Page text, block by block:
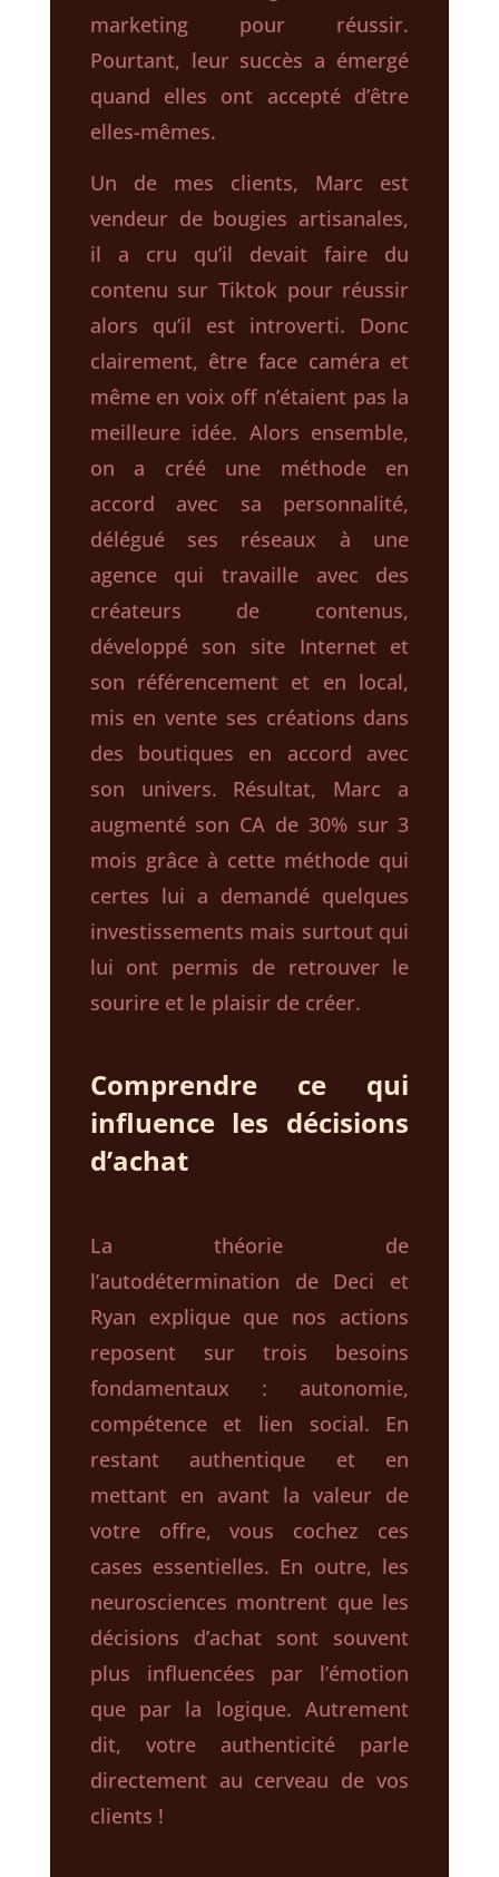
marketing pour réussir.
Pourtant, leur succès a émergé
quand elles ont accepté d’être
elles-mêmes.
Un de mes clients, Marc est
vendeur de bougies artisanales,
il a cru qu’il devait faire du
contenu sur Tiktok pour réussir
alors qu’il est introverti. Donc
clairement, être face caméra et
même en voix off n’étaient pas la
meilleure idée. Alors ensemble,
on a créé une méthode en
accord avec sa personnalité,
délégué ses réseaux à une
agence qui travaille avec des
créateurs de contenus,
développé son site Internet et
son référencement et en local,
mis en vente ses créations dans
des boutiques en accord avec
son univers. Résultat, Marc a
augmenté son CA de 30% sur 3
mois grâce à cette méthode qui
certes lui a demandé quelques
investissements mais surtout qui
lui ont permis de retrouver le
sourire et le plaisir de créer.
Comprendre ce qui
influence les décisions
d’achat
La théorie de
l’autodétermination de Deci et
Ryan explique que nos actions
reposent sur trois besoins
fondamentaux : autonomie,
compétence et lien social. En
restant authentique et en
mettant en avant la valeur de
votre offre, vous cochez ces
cases essentielles. En outre, les
neurosciences montrent que les
décisions d’achat sont souvent
plus influencées par l’émotion
que par la logique. Autrement
dit, votre authenticité parle
directement au cerveau de vos
clients !